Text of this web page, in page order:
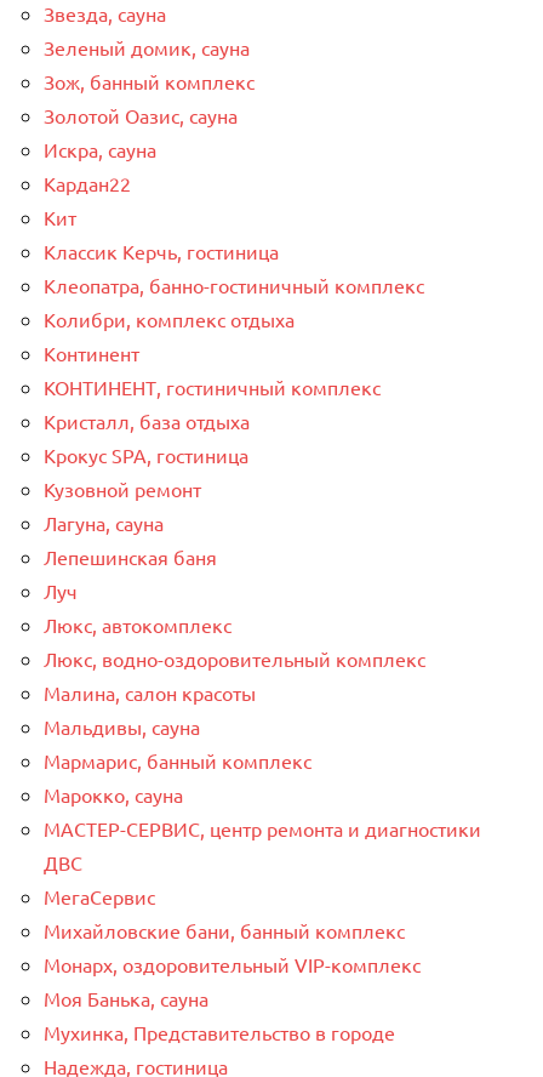
Звезда, сауна
Зеленый домик, сауна
Зож, банный комплекс
Золотой Оазис, сауна
Искра, сауна
Кардан22
Кит
Классик Керчь, гостиница
Клеопатра, банно-гостиничный комплекс
Колибри, комплекс отдыха
Континент
КОНТИНЕНТ, гостиничный комплекс
Кристалл, база отдыха
Крокус SPA, гостиница
Кузовной ремонт
Лагуна, сауна
Лепешинская баня
Луч
Люкс, автокомплекс
Люкс, водно-оздоровительный комплекс
Малина, салон красоты
Мальдивы, сауна
Мармарис, банный комплекс
Марокко, сауна
МАСТЕР-СЕРВИС, центр ремонта и диагностики
ДВС
МегаСервис
Михайловские бани, банный комплекс
Монарх, оздоровительный VIP-комплекс
Моя Банька, сауна
Мухинка, Представительство в городе
Надежда, гостиница